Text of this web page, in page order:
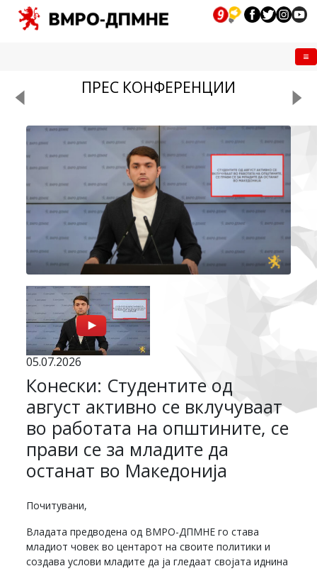
ПРЕС КОНФЕРЕНЦИИ
05.07.2026
Конески: Студентите од
август активно се вклучуваат
во работата на општините, се
прави се за младите да
останат во Македонија
Почитувани,
Владата предводена од ВМРО-ДПМНЕ го става
младиот човек во центарот на своите политики и
создава услови младите да ја гледаат својата иднина